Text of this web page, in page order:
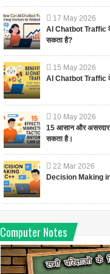
17 May 2026
AI Chatbot Traffic
सकता है?
15 May 2026
AI Chatbot Traffic
10 May 2026
15 आसान और असरदार
सकता है।
22 Mar 2026
Decision Making in
Computer Notes